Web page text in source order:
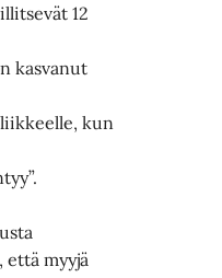
12
kasvanut
kun
myyjä